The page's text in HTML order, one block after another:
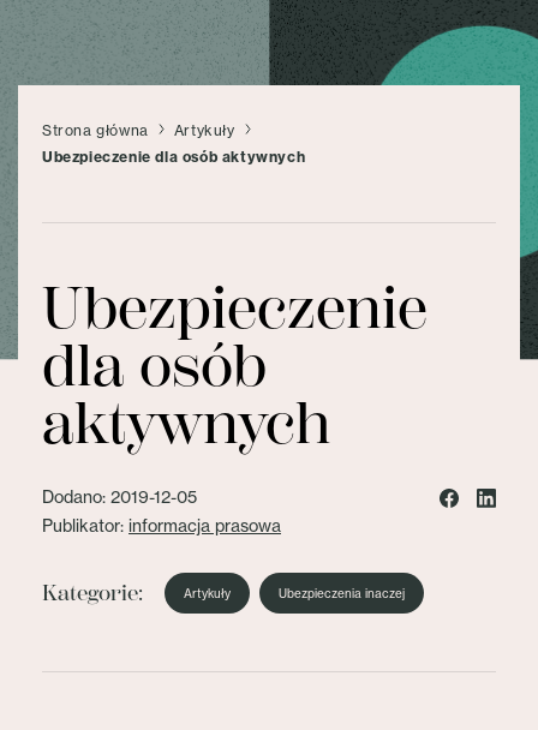
Strona główna
Artykuły
Ubezpieczenie dla osób aktywnych
Ubezpieczenie
dla osób
aktywnych
Dodano: 2019-12-05
Publikator: informacja prasowa
Kategorie: Artykuły Ubezpieczenia inaczej